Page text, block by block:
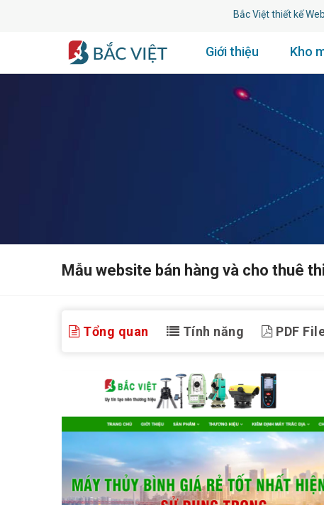
Bắc Việt thiết kế Website
Giới thiệu Kho
Mẫu website bán hàng và cho thuê
Tổng quan Tính năng PDF